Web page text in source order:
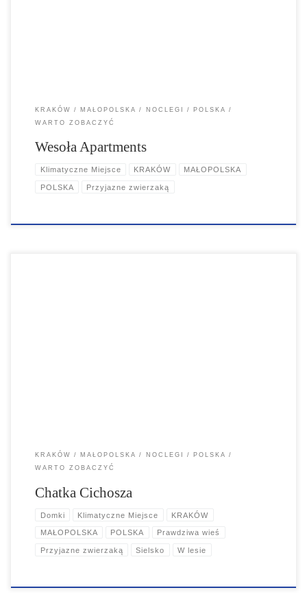
KRAKÓW MAŁOPOLSKA NOCLEGI
POLSKA
WARTO ZOBACZYĆ
Wesoła Apartments
Klimatyczne Miejsce KRAKÓW MAŁOPOLSKA
POLSKA Przyjazne zwierzaką
KRAKÓW MAŁOPOLSKA NOCLEGI
POLSKA
WARTO ZOBACZYĆ
Chatka Cichosza
Domki Klimatyczne Miejsce KRAKÓW
MAŁOPOLSKA POLSKA Prawdziwa wieś
Przyjazne zwierzaką Sielsko W lesie